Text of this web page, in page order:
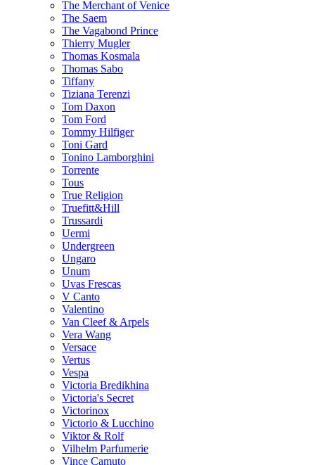
The Merchant of Venice
The Saem
The Vagabond Prince
Thierry Mugler
Thomas Kosmala
Thomas Sabo
Tiffany
Tiziana Terenzi
Tom Daxon
Tom Ford
Tommy Hilfiger
Toni Gard
Tonino Lamborghini
Torrente
Tous
True Religion
Truefitt&Hill
Trussardi
Uermi
Undergreen
Ungaro
Unum
Uvas Frescas
V Canto
Valentino
Van Cleef & Arpels
Vera Wang
Versace
Vertus
Vespa
Victoria Bredikhina
Victoria's Secret
Victorinox
Victorio & Lucchino
Viktor & Rolf
Vilhelm Parfumerie
Vince Camuto